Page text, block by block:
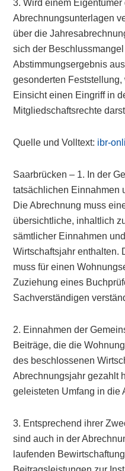
3. Wird einem
Abrechnungsunterlagen
über die
sich der
Abstimmungsergebnis
gesonderten
Einsicht einen Eingriff in
Mitgliedschaftsrechte
Quelle und Volltext: ibr-
Saarbrücken – 1. In der
tatsächlichen Einnahmen
Die Abrechnung muss
übersichtliche, inhaltlich
sämtlicher Einnahmen
Wirtschaftsjahr enthalten.
muss für einen
Zuziehung eines
Sachverständigen
2. Einnahmen der
Beiträge, die die
des beschlossenen
Abrechnungsjahr gezahlt
geleisteten Umfang in die
3. Entsprechend ihrer
sind auch in der
laufenden